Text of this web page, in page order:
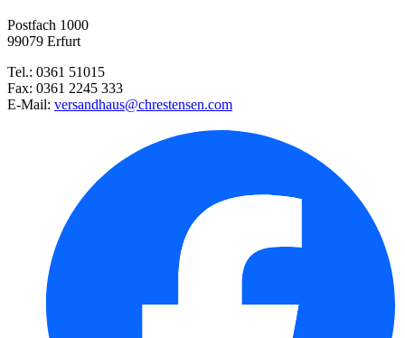
Baumbewässerungsbeutel Waterco ...
Postfach 1000
99079 Erfurt
Tel.: 0361 51015
Fax: 0361 2245 333
E-Mail: versandhaus@chrestensen.com